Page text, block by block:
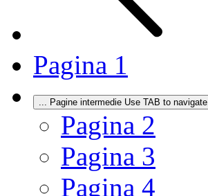
Pagina 1
Pagine intermedie Use TAB to navigate.
Pagina 2
Pagina 3
Pagina 4